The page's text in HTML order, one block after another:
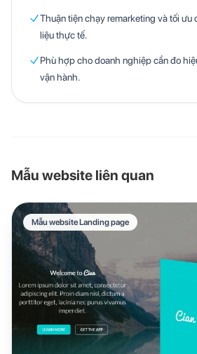
Thuận tiện chạy remarketing và tối ưu
liệu thực tế.
Phù hợp cho doanh nghiệp cần đo
vận hành.
Mẫu website liên quan
Mẫu website Landing page